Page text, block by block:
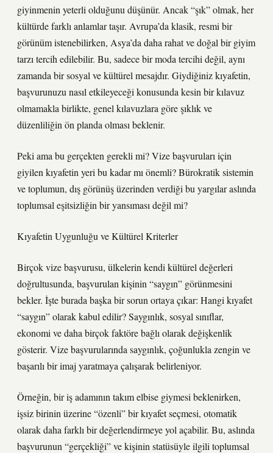
giyinmenin yeterli olduğunu düşünür. Ancak “şık” olmak, her
kültürde farklı anlamlar taşır. Avrupa’da klasik, resmi bir
görünüm istenebilirken, Asya’da daha rahat ve doğal bir giyim
tarzı tercih edilebilir. Bu, sadece bir moda tercihi değil, aynı
zamanda bir sosyal ve kültürel mesajdır. Giydiğiniz kıyafetin,
başvurunuzu nasıl etkileyeceği konusunda kesin bir kılavuz
olmamakla birlikte, genel kılavuzlara göre şıklık ve
düzenliliğin ön planda olması beklenir.
Peki ama bu gerçekten gerekli mi? Vize başvuruları için
giyilen kıyafetin yeri bu kadar mı önemli? Bürokratik sistemin
ve toplumun, dış görünüş üzerinden verdiği bu yargılar aslında
toplumsal eşitsizliğin bir yansıması değil mi?
Kıyafetin Uygunluğu ve Kültürel Kriterler
Birçok vize başvurusu, ülkelerin kendi kültürel değerleri
doğrultusunda, başvurulan kişinin “saygın” görünmesini
bekler. İşte burada başka bir sorun ortaya çıkar: Hangi kıyafet
“saygın” olarak kabul edilir? Saygınlık, sosyal sınıflar,
ekonomi ve daha birçok faktöre bağlı olarak değişkenlik
gösterir. Vize başvurularında saygınlık, çoğunlukla zengin ve
başarılı bir imaj yaratmaya çalışarak belirleniyor.
Örneğin, bir iş adamının takım elbise giymesi beklenirken,
işsiz birinin üzerine “özenli” bir kıyafet seçmesi, otomatik
olarak daha farklı bir değerlendirmeye yol açabilir. Bu, aslında
başvurunun “gerçekliği” ve kişinin statüsüyle ilgili toplumsal